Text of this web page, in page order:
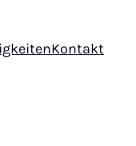
Kontakt